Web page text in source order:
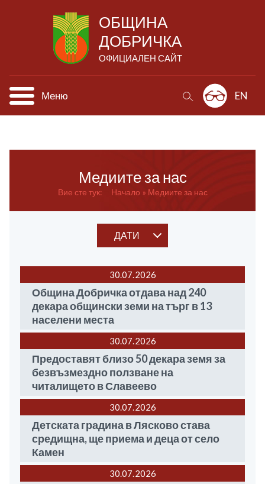
ОБЩИНА
ДОБРИЧКА
ОФИЦИАЛЕН САЙТ
Меню EN
Медиите за нас
Вие сте тук: Начало Медиите за нас
ДАТИ
30.07 2026
Община Добричка отдава над 240
декара общински земи на търг в 13
населени места
30.07 2026
Предоставят близо 50 декара земя за
безвъзмездно ползване на
читалището в Славеево
30.07 2026
Детската градина в Лясково става
средищна, ще приема и деца от село
Камен
30.07 2026